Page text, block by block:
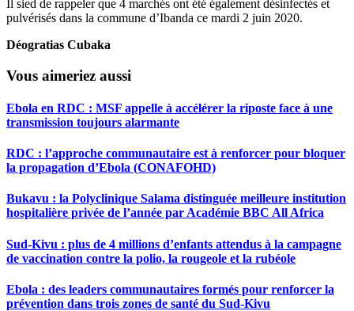
Il sied de rappeler que 4 marchés ont été également désinfectés et
pulvérisés dans la commune d’Ibanda ce mardi 2 juin 2020.
Déogratias Cubaka
Vous aimeriez aussi
Ebola en RDC : MSF appelle à accélérer la riposte face à une
transmission toujours alarmante
RDC : l’approche communautaire est à renforcer pour bloquer
la propagation d’Ebola (CONAFOHD)
Bukavu : la Polyclinique Salama distinguée meilleure institution
hospitalière privée de l’année par Académie BBC All Africa
Sud-Kivu : plus de 4 millions d’enfants attendus à la campagne
de vaccination contre la polio, la rougeole et la rubéole
Ebola : des leaders communautaires formés pour renforcer la
prévention dans trois zones de santé du Sud-Kivu